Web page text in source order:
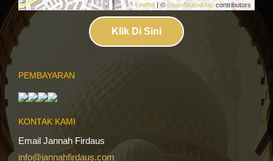
Leaflet | ©OpenStreetMap contributors
Klik Di Sini
PEMBAYARAN
KONTAK KAMI
Email Jannah Firdaus
info@jannahfirdaus.com